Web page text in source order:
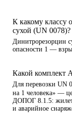
К какому классу
сухой (UN 0078)?
Динитрорезорцин
опасности 1 —
Какой комплект
Для перевозки UN
на 1 человека» —
ДОПОГ 8.1.5: жилет,
и аварийное